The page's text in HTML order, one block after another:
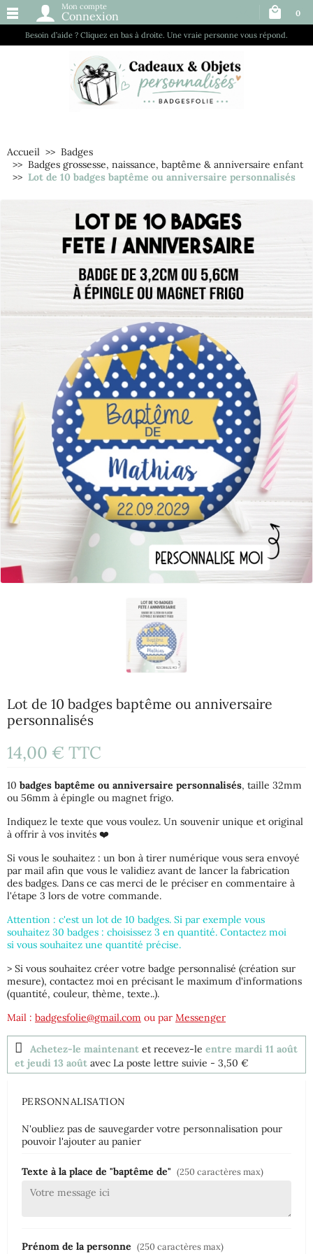
Besoin d’aide ? Cliquez en bas à droite. Une vraie personne vous répond.
Mon compte
Connexion 0
Accueil
Badges
Badges grossesse, naissance, baptême & anniversaire enfant
Lot de 10 badges baptême ou anniversaire personnalisés
Lot de 10 badges baptême ou anniversaire
personnalisés
14,00 € TTC
10 badges baptême ou anniversaire personnalisés, taille 32mm
ou 56mm à épingle ou magnet frigo.
Indiquez le texte que vous voulez. Un souvenir unique et original
à offrir à vos invités ❤️
Si vous le souhaitez : un bon à tirer numérique vous sera envoyé
par mail afin que vous le validiez avant de lancer la fabrication
des badges. Dans ce cas merci de le préciser en commentaire à
l'étape 3 lors de votre commande.
Attention : c'est un lot de 10 badges. Si par exemple vous
souhaitez 30 badges : choisissez 3 en quantité. Contactez moi
si vous souhaitez une quantité précise.
> Si vous souhaitez créer votre badge personnalisé (création sur
mesure), contactez moi en précisant le maximum d'informations
(quantité, couleur, thème, texte..).
Mail : badgesfolie@gmail.com ou par Messenger
Achetez-le maintenant et recevez-le entre mardi 11 août
et jeudi 13 août avec La poste lettre suivie - 3,50 €
PERSONNALISATION
N'oubliez pas de sauvegarder votre personnalisation pour
pouvoir l'ajouter au panier
Texte à la place de "baptême de" (250 caractères max)
Prénom de la personne (250 caractères max)